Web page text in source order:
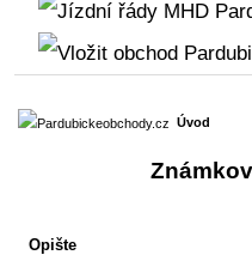
Úvod
Opište